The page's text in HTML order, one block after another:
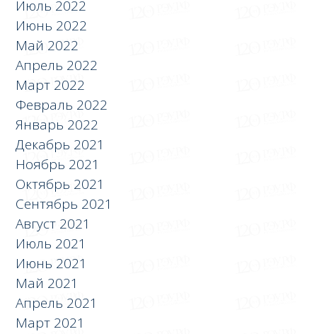
Июль 2022
Июнь 2022
Май 2022
Апрель 2022
Март 2022
Февраль 2022
Январь 2022
Декабрь 2021
Ноябрь 2021
Октябрь 2021
Сентябрь 2021
Август 2021
Июль 2021
Июнь 2021
Май 2021
Апрель 2021
Март 2021